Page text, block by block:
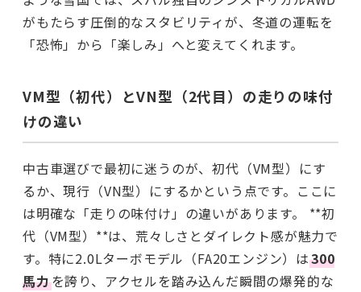
がもたらす圧倒的なスタビリティが、冬道の運転を
「恐怖」から「楽しみ」へと変えてくれます。
VM型（初代）とVN型（2代目）の走りの味付
けの違い
中古車選びで最初に迷うのが、初代（VM型）にす
るか、現行（VN型）にするかという点です。ここに
は明確な「走りの味付け」の違いがあります。 **初
代（VM型）**は、荒々しさとダイレクト感が魅力で
す。特に2.0Lターボモデル（FA20エンジン）は300
馬力を誇り、アクセルを踏み込んだ瞬間の爆発的な